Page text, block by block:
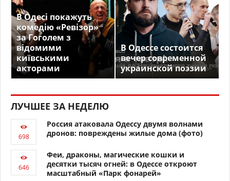
В Одесі покажуть
комедію «Ревізор»
за Гоголем з
відомими
київськими
акторами
В Одессе состоится
вечер современной
украинской поэзии
ЛУЧШЕЕ ЗА НЕДЕЛЮ
Россия атаковала Одессу двумя волнами
дронов: повреждены жилые дома (фото)
Феи, драконы, магические кошки и
десятки тысяч огней: в Одессе откроют
масштабный «Парк фонарей»